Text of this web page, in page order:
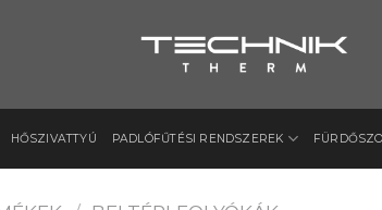
HŐSZIVATTYÚ PADLÓFŰTÉSI RENDSZEREK